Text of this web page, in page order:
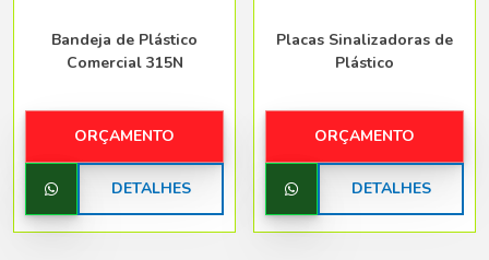
Bandeja de Plástico
Comercial 315N
ORÇAMENTO
DETALHES
Placas Sinalizadoras de
Plástico
ORÇAMENTO
DETALHES